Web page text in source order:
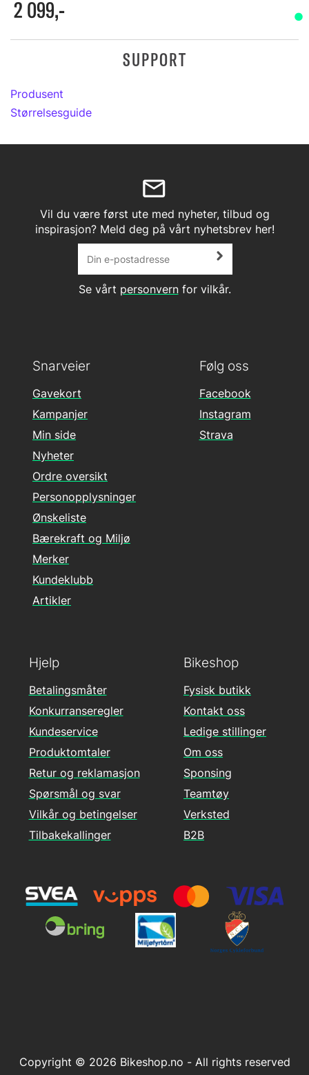
2 099,-
SUPPORT
Produsent
Størrelsesguide
Vil du være først ute med nyheter, tilbud og
inspirasjon? Meld deg på vårt nyhetsbrev her!
Se vårt personvernfor vilkår.
Følg oss
Facebook
Instagram
Strava
Hjelp
Betalingsmåter
Konkurranseregler
Kundeservice
Produktomtaler
Retur og reklamasjon
Spørsmål og svar
Vilkår og betingelser
Tilbakekallinger
Snarveier
Gavekort
Kampanjer
Min side
Nyheter
Ordre oversikt
Personopplysninger
Ønskeliste
Bærekraft og Miljø
Merker
Kundeklubb
Artikler
Bikeshop
Fysisk butikk
Kontakt oss
Ledige stillinger
Om oss
Sponsing
Teamtøy
Verksted
B2B
Copyright © 2026 Bikeshop.no - All rights reserved